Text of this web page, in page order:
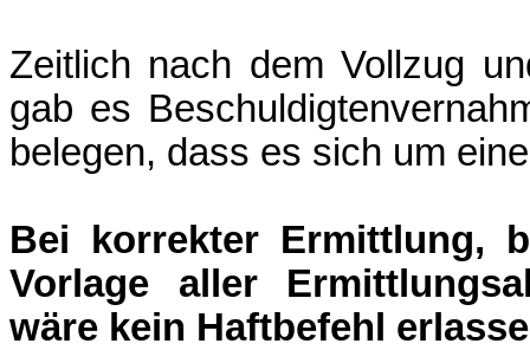
Zeitlich nach dem Vollzug
gab es
belegen, dass es sich um
Bei korrekter Ermittlung,
Vorlage aller
wäre kein Haftbefehl